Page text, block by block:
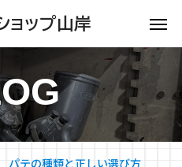
ョップ山岸
パテの種類と正しい選び方